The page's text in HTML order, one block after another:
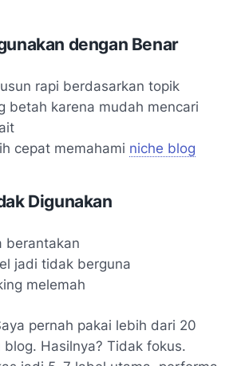
dengan Benar
rapi berdasarkan topik
betah karena mudah mencari
cepat memahami niche blog
Digunakan
berantakan
jadi tidak berguna
melemah
pernah pakai lebih dari 20
Hasilnya? Tidak fokus.